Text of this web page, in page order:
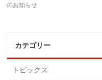
のお知らせ
カテゴリー
トピックス